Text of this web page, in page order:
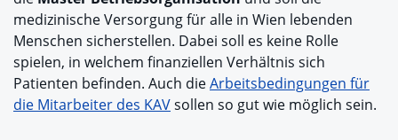
medizinische Versorgung für alle in Wien lebenden
Menschen sicherstellen. Dabei soll es keine Rolle
spielen, in welchem finanziellen Verhältnis sich
Patienten befinden. Auch dieArbeitsbedingungen für
die Mitarbeiter des KAVsollen so gut wie möglich sein.